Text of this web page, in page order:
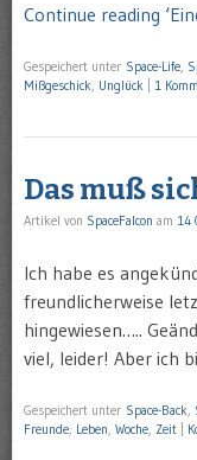
Continue reading
Gespeichert unter Space-Life
Mißgeschick Unglück 1
Das muß
Artikel von SpaceFalcon am 14
Ich habe es
freundlicherweise
hingewiesen…..
viel, leider! Aber ich
Gespeichert unter Space-Back
Freunde Leben Woche Zeit